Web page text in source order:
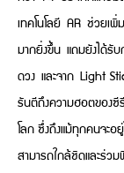
เทคโนโลยี AR ช่วยเ
มากยิ่งขึ้น แถมยังได้รั
ดวง และจาก Light
รันตีถึงความฮอตของซี
โลก ซึ่งถึงแม้ทุกคนจะอ
สามารถใกล้ชิดและร่